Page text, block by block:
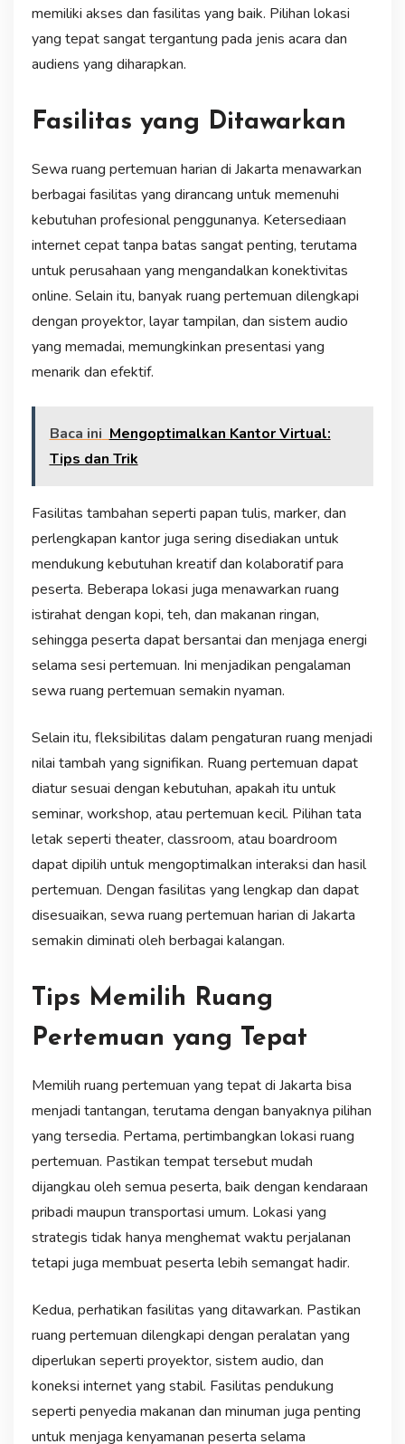
memiliki akses dan fasilitas yang baik. Pilihan lokasi
yang tepat sangat tergantung pada jenis acara dan
audiens yang diharapkan.
Fasilitas yang Ditawarkan
Sewa ruang pertemuan harian di Jakarta menawarkan
berbagai fasilitas yang dirancang untuk memenuhi
kebutuhan profesional penggunanya. Ketersediaan
internet cepat tanpa batas sangat penting, terutama
untuk perusahaan yang mengandalkan konektivitas
online. Selain itu, banyak ruang pertemuan dilengkapi
dengan proyektor, layar tampilan, dan sistem audio
yang memadai, memungkinkan presentasi yang
menarik dan efektif.
Baca ini Mengoptimalkan Kantor Virtual:
Tips dan Trik
Fasilitas tambahan seperti papan tulis, marker, dan
perlengkapan kantor juga sering disediakan untuk
mendukung kebutuhan kreatif dan kolaboratif para
peserta. Beberapa lokasi juga menawarkan ruang
istirahat dengan kopi, teh, dan makanan ringan,
sehingga peserta dapat bersantai dan menjaga energi
selama sesi pertemuan. Ini menjadikan pengalaman
sewa ruang pertemuan semakin nyaman.
Selain itu, fleksibilitas dalam pengaturan ruang menjadi
nilai tambah yang signifikan. Ruang pertemuan dapat
diatur sesuai dengan kebutuhan, apakah itu untuk
seminar, workshop, atau pertemuan kecil. Pilihan tata
letak seperti theater, classroom, atau boardroom
dapat dipilih untuk mengoptimalkan interaksi dan hasil
pertemuan. Dengan fasilitas yang lengkap dan dapat
disesuaikan, sewa ruang pertemuan harian di Jakarta
semakin diminati oleh berbagai kalangan.
Tips Memilih Ruang
Pertemuan yang Tepat
Memilih ruang pertemuan yang tepat di Jakarta bisa
menjadi tantangan, terutama dengan banyaknya pilihan
yang tersedia. Pertama, pertimbangkan lokasi ruang
pertemuan. Pastikan tempat tersebut mudah
dijangkau oleh semua peserta, baik dengan kendaraan
pribadi maupun transportasi umum. Lokasi yang
strategis tidak hanya menghemat waktu perjalanan
tetapi juga membuat peserta lebih semangat hadir.
Kedua, perhatikan fasilitas yang ditawarkan. Pastikan
ruang pertemuan dilengkapi dengan peralatan yang
diperlukan seperti proyektor, sistem audio, dan
koneksi internet yang stabil. Fasilitas pendukung
seperti penyedia makanan dan minuman juga penting
untuk menjaga kenyamanan peserta selama